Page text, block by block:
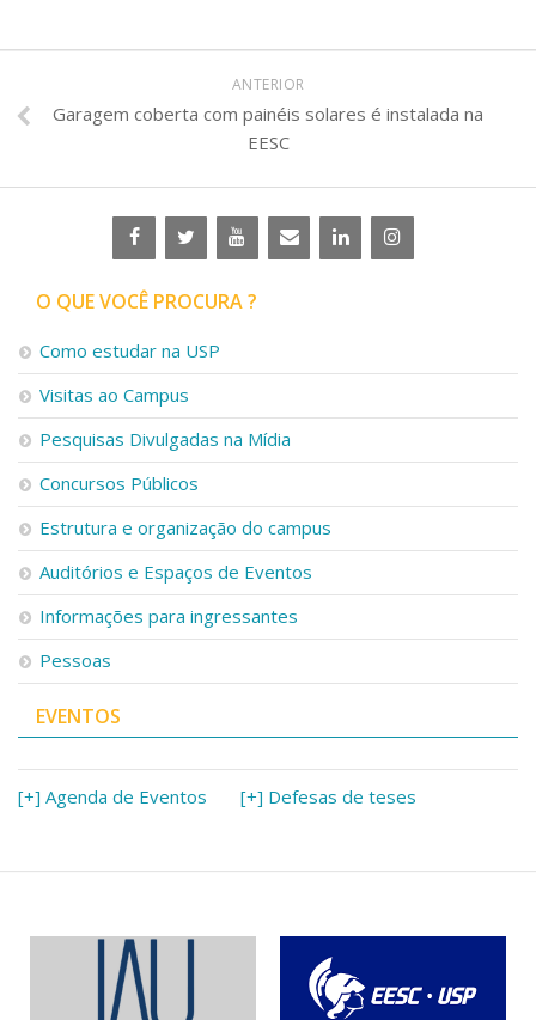
ANTERIOR
Garagem coberta com painéis solares é instalada na
EESC
O QUE VOCÊ PROCURA ?
Como estudar na USP
Visitas ao Campus
Pesquisas Divulgadas na Mídia
Concursos Públicos
Estrutura e organização do campus
Auditórios e Espaços de Eventos
Informações para ingressantes
Pessoas
EVENTOS
[+] Agenda de Eventos [+] Defesas de teses